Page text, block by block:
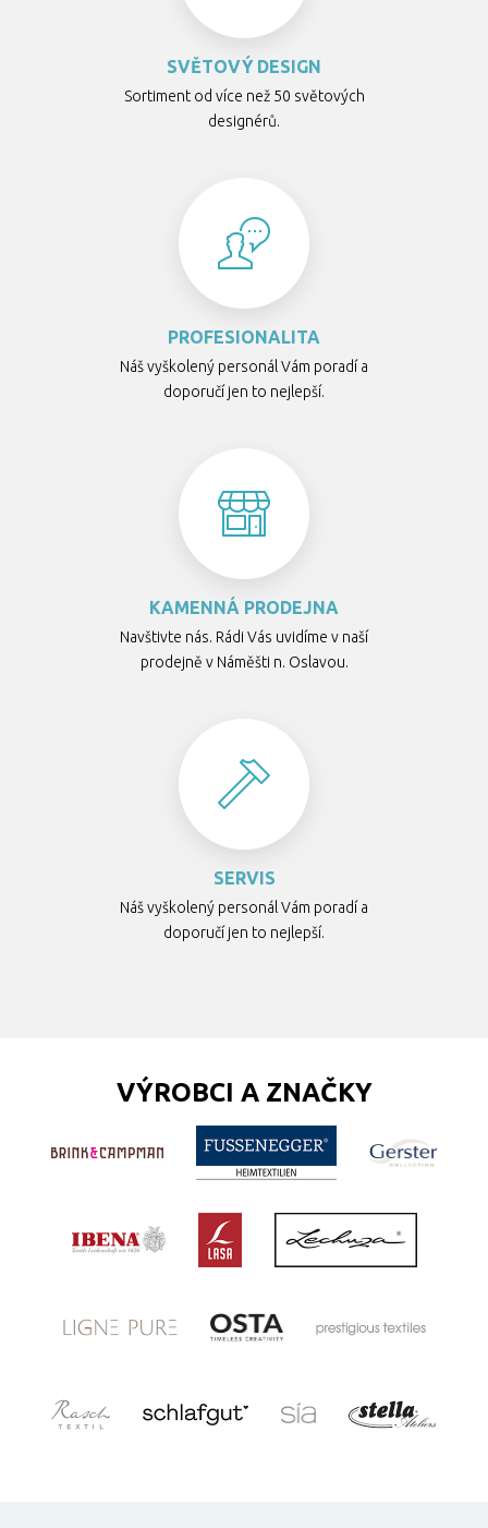
SVĚTOVÝ DESIGN
Sortiment od více než 50 světových
designérů.
PROFESIONALITA
Náš vyškolený personál Vám poradí a
doporučí jen to nejlepší.
KAMENNÁ PRODEJNA
Navštivte nás. Rádi Vás uvidíme v naší
prodejně v Náměšti n. Oslavou.
SERVIS
Náš vyškolený personál Vám poradí a
doporučí jen to nejlepší.
VÝROBCI A ZNAČKY